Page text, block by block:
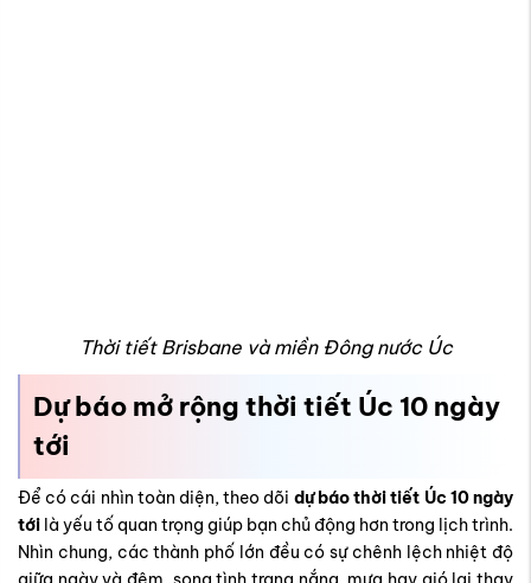
là yếu tố quan trọng giúp bạn chủ động hơn trong lịch trình.
Nhìn chung, các thành phố lớn đều có sự chênh lệch nhiệt độ
giữa ngày và đêm, song tình trạng nắng, mưa hay gió lại thay
đổi tùy khu vực.
Sydney: Nhiệt độ dao động 17–26°C, nhiều ngày nắng
nhẹ, xen kẽ mưa rào ngắn.
Melbourne: 12–24°C, tiết trời thay đổi nhanh, có lúc
nắng, có lúc mưa, đặc trưng “bốn mùa trong ngày”.
Brisbane: 20–29°C, nắng ấm chủ đạo, chiều tối có mưa